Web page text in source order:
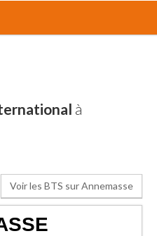
à
Voir les BTS sur Annemasse